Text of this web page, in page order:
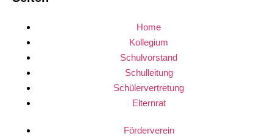
Home
Kollegium
Schulvorstand
Schulleitung
Schülervertretung
Elternrat
Förderverein